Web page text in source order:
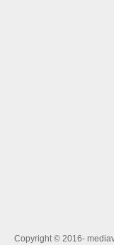
Copyright © 2016-